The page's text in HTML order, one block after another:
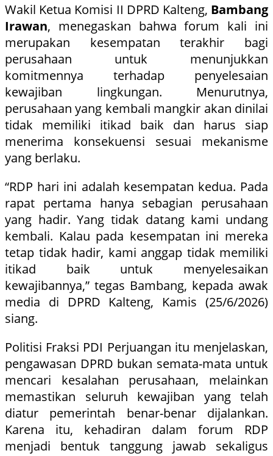
Wakil Ketua Komisi II DPRD Kalteng, Bambang
Irawan, menegaskan bahwa forum kali ini
merupakan kesempatan terakhir bagi
perusahaan untuk menunjukkan
komitmennya terhadap penyelesaian
kewajiban lingkungan. Menurutnya,
perusahaan yang kembali mangkir akan dinilai
tidak memiliki itikad baik dan harus siap
menerima konsekuensi sesuai mekanisme
yang berlaku.
“RDP hari ini adalah kesempatan kedua. Pada
rapat pertama hanya sebagian perusahaan
yang hadir. Yang tidak datang kami undang
kembali. Kalau pada kesempatan ini mereka
tetap tidak hadir, kami anggap tidak memiliki
itikad baik untuk menyelesaikan
kewajibannya,” tegas Bambang, kepada awak
media di DPRD Kalteng, Kamis (25/6/2026)
siang.
Politisi Fraksi PDI Perjuangan itu menjelaskan,
pengawasan DPRD bukan semata-mata untuk
mencari kesalahan perusahaan, melainkan
memastikan seluruh kewajiban yang telah
diatur pemerintah benar-benar dijalankan.
Karena itu, kehadiran dalam forum RDP
menjadi bentuk tanggung jawab sekaligus